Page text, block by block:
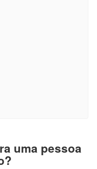
uma pessoa